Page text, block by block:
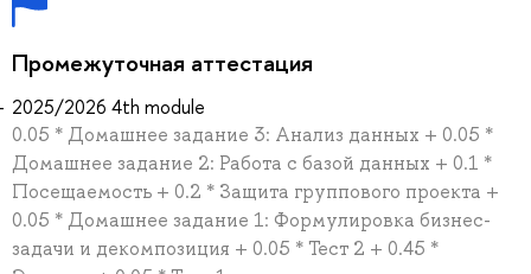
Промежуточная аттестация
2025/2026 4th module
0.05 * Домашнее задание 3: Анализ данных + 0.05 *
Домашнее задание 2: Работа с базой данных + 0.1 *
Посещаемость + 0.2 * Защита группового проекта +
0.05 * Домашнее задание 1: Формулировка бизнес-
задачи и декомпозиция + 0.05 * Тест 2 + 0.45 *